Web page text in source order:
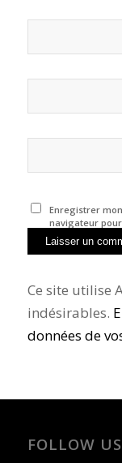
Enregistrer
navigateur
Ce site utilise
indésirables.
données de
FOLLOW